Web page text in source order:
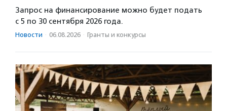
Запрос на финансирование можно будет подать
с 5 по 30 сентября 2026 года.
Новости · 06.08.2026 · Гранты и конкурсы